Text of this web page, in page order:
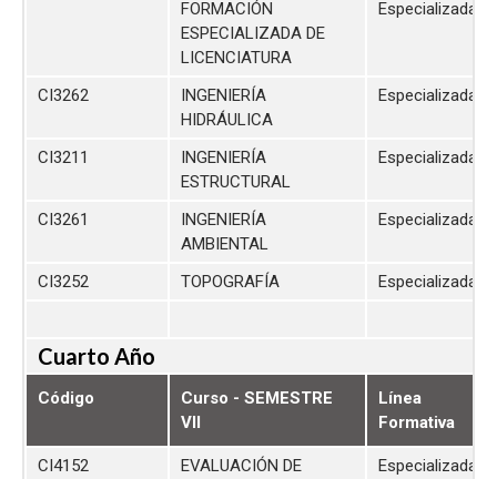
FORMACIÓN
ESPECIALIZADA DE
LICENCIATURA
Especializada
CI3262
INGENIERÍA
HIDRÁULICA
Especializada
CI3211
INGENIERÍA
ESTRUCTURAL
Especializada
CI3261
INGENIERÍA
AMBIENTAL
Especializada
CI3252 TOPOGRAFÍA Especializada
Cuarto Año
Código
Curso - SEMESTRE
VII
Línea
Formativa
CI4152
EVALUACIÓN DE
Especializada